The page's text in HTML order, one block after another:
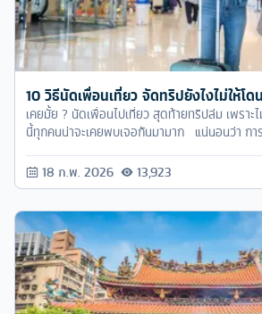
10 วิธีนัดเพื่อนเที่ยว จัดทริปยังไงไม่ให้โด
เคยมั้ย ? นัดเพื่อนไปเที่ยว สุดท้ายทริปล่ม เพราะ
นี้ทุกคนน่าจะเคยพบเจอกันมามาก แน่นอนว่า กา
อาจจะล่มตามมา เราลองมาดู วิธีนัดเพื่อนเที่ยวยัง
วิธีไหนบ้าง มาดูกันเลยยย !!
18 ก.พ. 2026 13,923